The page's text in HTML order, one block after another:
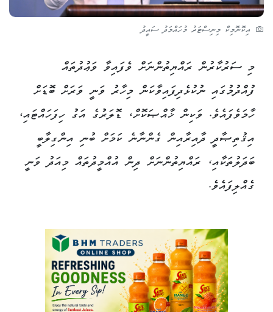
އިކޮނޮމިކް މިނިސްޓަރު މުހައްމަދު ސައީދު
މި ސަރުކާރުން ރައްޔިތުންނަށް ވެފައިވާ ވަޢުދުތައް
ފުއްދުމުގައި ނުކުޅެދިފައިވާކަން މިހާރު ވަނީ ވަރަށް ބޮޑަށް
ހާމަވެފައެވެ. ވަކިން ޚާއްޞަކޮށް، ޑޮލަރުގެ އަގު ހިފަހައްޓައި،
އިޤުތިޞާދީ ދާއިރާއިން ގެންނާނެ ކަމަށް ބުނި އިންގިލާބީ
ބަދަލުތަކާއި، ރައްޔިތުންނަށް ދިން އުއްމީދުތައް މިއަދު ވަނީ
ގެއްލިފައެވެ.